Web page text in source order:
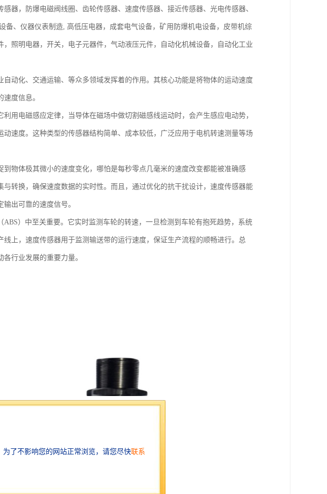
器，防爆电磁阀线圈、齿轮传感器、速度传感器、接近传感器、光电传感器、
备、仪器仪表制造, 高低压电器，成套电气设备，矿用防爆机电设备，皮带机综
照明电器，开关，电子元器件，气动液压元件，自动化机械设备，自动化工业
动化、交通运输、等众多领域发挥着的作用。其核心功能是将物体的运动速度
度信息。
用电磁感应定律，当导体在磁场中做切割磁感线运动时，会产生感应电动势，
速度。这种类型的传感器结构简单、成本较低，广泛应用于电机转速测量等场
物体极其微小的速度变化，哪怕是每秒零点几毫米的速度改变都能被准确感
转换，确保速度数据的实时性。而且，通过优化的抗干扰设计，速度传感器能
出可靠的速度信号。
）中至关重要。它实时监测车轮的转速，一旦检测到车轮有抱死趋势，系统
上，速度传感器用于监测输送带的运行速度，保证生产流程的顺畅进行。总
行业发展的重要力量。